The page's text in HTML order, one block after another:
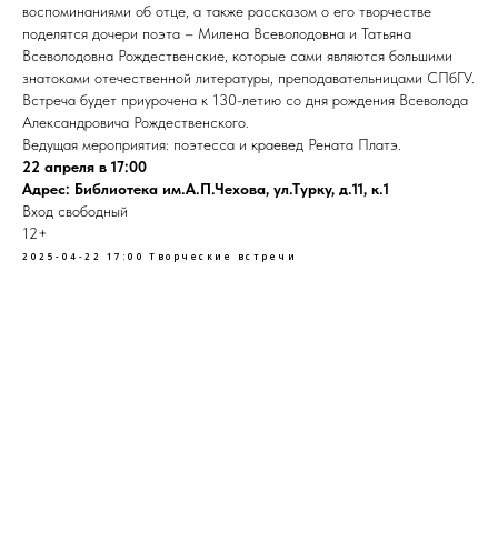
воспоминаниями об отце, а также рассказом о его творчестве
поделятся дочери поэта – Милена Всеволодовна и Татьяна
Всеволодовна Рождественские, которые сами являются большими
знатоками отечественной литературы, преподавательницами СПбГУ.
Встреча будет приурочена к 130-летию со дня рождения Всеволода
Александровича Рождественского.
Ведущая мероприятия: поэтесса и краевед Рената Платэ.
22 апреля в 17:00
Адрес: Библиотека им.А.П.Чехова, ул.Турку, д.11, к.1
Вход свободный
12+
2025-04-22 17:00 Творческие встречи